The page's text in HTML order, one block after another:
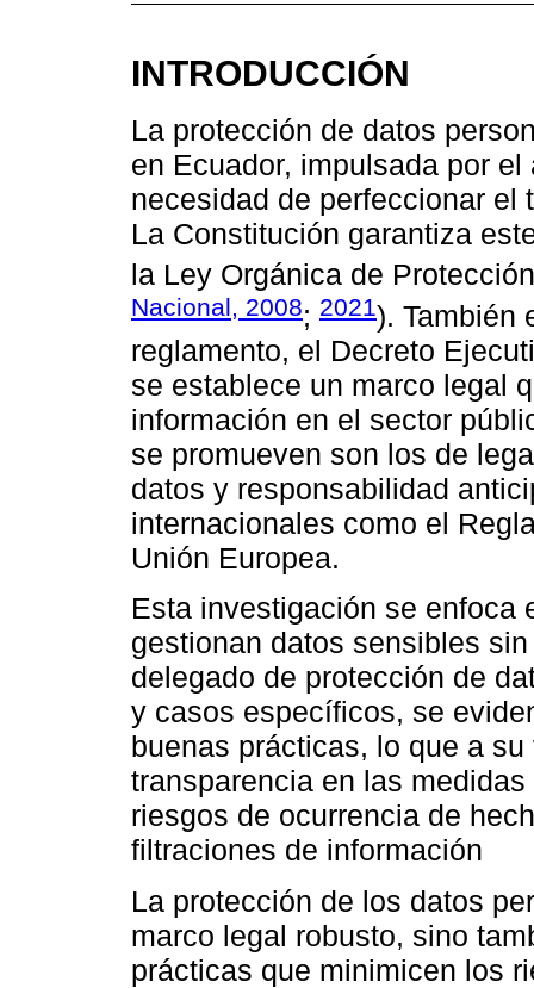
INTRODUCCIÓN
La protección de datos
en Ecuador, impulsada por
necesidad de perfeccionar el
La Constitución garantiza
la Ley Orgánica de
Nacional, 2008; 2021). También
reglamento, el Decreto
se establece un marco legal
información en el sector
se promueven son los de
datos y responsabilidad
internacionales como el
Unión Europea.
Esta investigación se enfoca
gestionan datos sensibles
delegado de protección de
y casos específicos, se
buenas prácticas, lo que a
transparencia en las
riesgos de ocurrencia de
filtraciones de información
La protección de los datos
marco legal robusto, sino
prácticas que minimicen los